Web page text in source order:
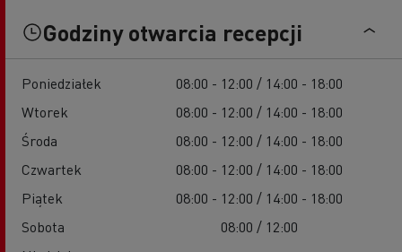
Godziny otwarcia recepcji
Poniedziałek
08:00 - 12:00 / 14:00 - 18:00
Wtorek
08:00 - 12:00 / 14:00 - 18:00
Środa
08:00 - 12:00 / 14:00 - 18:00
Czwartek
08:00 - 12:00 / 14:00 - 18:00
Piątek
08:00 - 12:00 / 14:00 - 18:00
Sobota
08:00 / 12:00